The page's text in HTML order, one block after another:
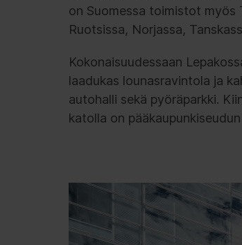
on Suomessa toimistot myös
Ruotsissa, Norjassa,
Kokonaisuudessaan
laadukas lounasravintola ja
autohalli sekä pyöräparkki.
katolla on